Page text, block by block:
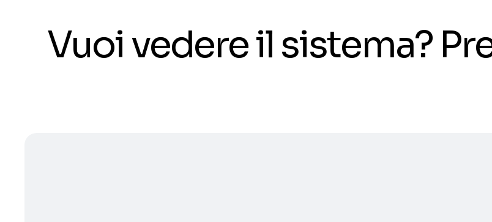
Vuoi vedere il sistema?